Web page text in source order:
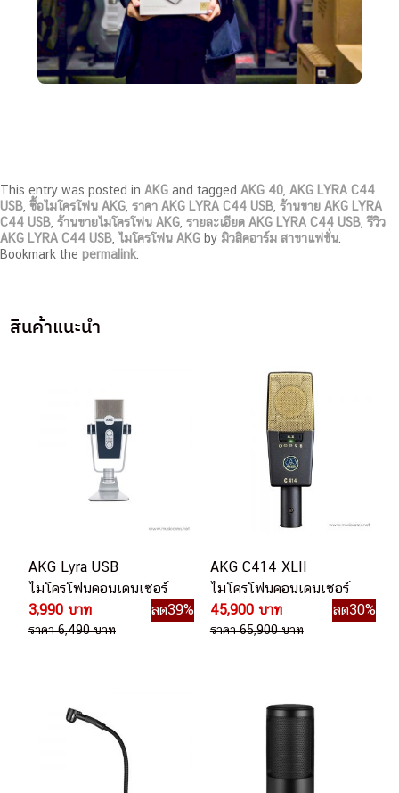
This entry was posted in AKG and tagged AKG 40 AKG LYRA C44
USB ซื้อไมโครโฟน AKG ราคา AKG LYRA C44 USB ร้านขาย AKG LYRA
C44 USB ร้านขายไมโครโฟน AKG รายละเอียด AKG LYRA C44 USB ,รีวิว
AKG LYRA C44 USB ไมโครโฟน AKG by มิวสิคอาร์ม สาขาแฟชั่น
Bookmark the permalink
สินค้าแนะนำ
AKG Lyra USB
ไมโครโฟนคอนเดนเซอร์
3,990 บาท
ลด39%
ราคา 6,490 บาท
AKG C414 XLII
ไมโครโฟนคอนเดนเซอร์
45,900 บาท
ลด30%
ราคา 65,900 บาท